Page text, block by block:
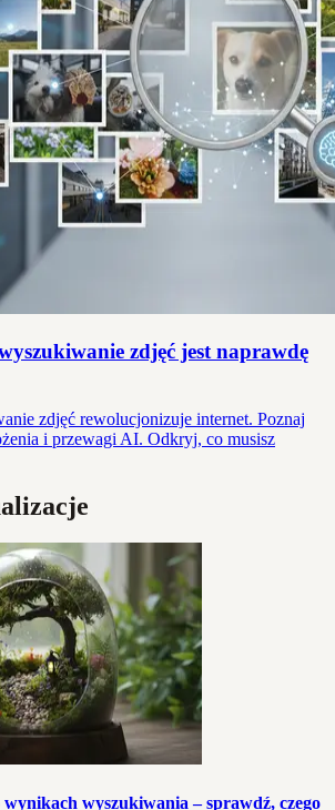
zdjęć jest naprawdę
zdjęć rewolucjonizuje internet. Poznaj
i przewagi AI. Odkryj, co musisz
wyszukiwania – sprawdź, czego